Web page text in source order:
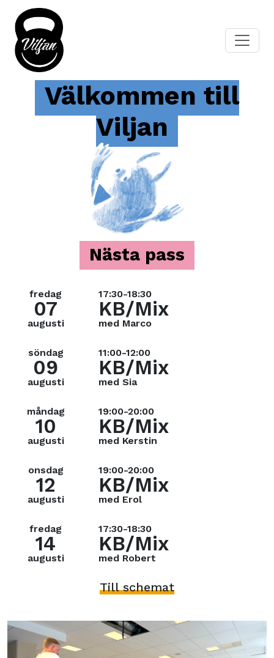
Välkommen till
Viljan
Nästa pass
fredag
07
augusti
17:30-18:30
KB/Mix
med Marco
söndag
09
augusti
11:00-12:00
KB/Mix
med Sia
måndag
10
augusti
19:00-20:00
KB/Mix
med Kerstin
onsdag
12
augusti
19:00-20:00
KB/Mix
med Erol
fredag
14
augusti
17:30-18:30
KB/Mix
med Robert
Till schemat